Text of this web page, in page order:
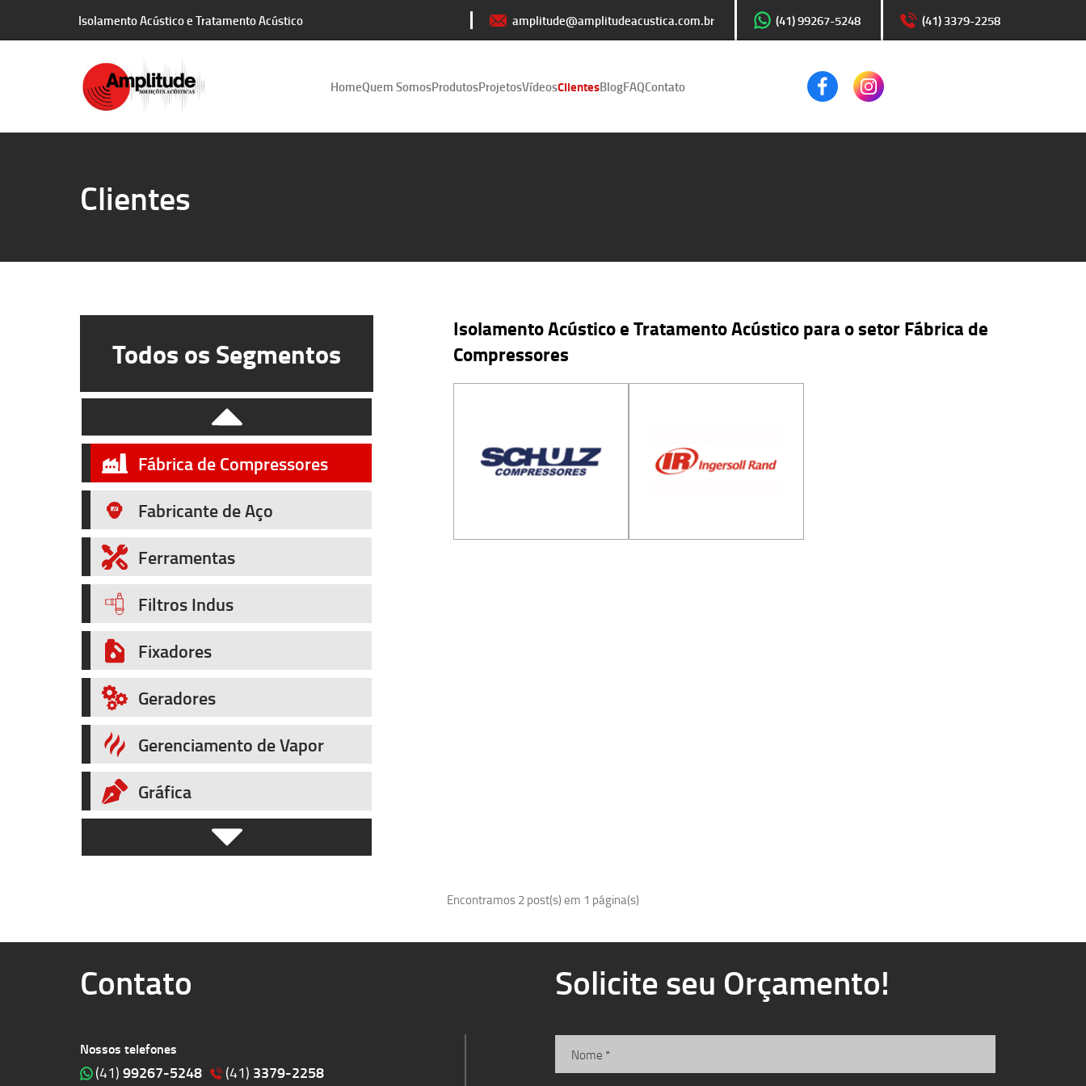
Isolamento Acústico e Tratamento Acústico amplitude@amplitudeacustica.com.br (41) 99267-5248 (41) 3379-2258
HomeQuem SomosProdutosProjetosVídeosClientesBlogFAQContato
Clientes
Todos os Segmentos
Empresa Automobilística
Empresa de Comunicação
Empresas Agro
Engenharia
Equipamentos Eletrônicos
Equipamentos Industriais
Fábrica de Compressores
Fabricante de Aço
Ferramentas
Filtros Indus
Fixadores
Geradores
Gerenciamento de Vapor
Gráfica
Habitação
Industria de Tecnologia
Logistica
Isolamento Acústico e Tratamento Acústico para o setor Fábrica de
Compressores
Encontramos 2 post(s) em 1 página(s)
Contato
Nossos telefones
(41) 99267-5248 (41) 3379-2258
Solicite seu Orçamento!